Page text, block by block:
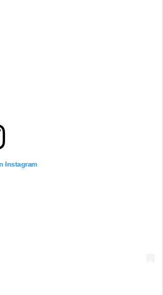
Instagram